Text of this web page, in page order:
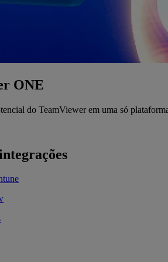
ONE
do TeamViewer em uma só